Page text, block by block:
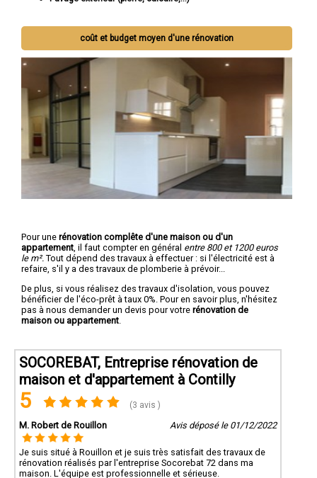
coût et budget moyen d'une rénovation
Pour une rénovation complête d'une maison ou d'un
appartement , il faut compter en général entre 800 et 1200 euros
le m². Tout dépend des travaux à effectuer : si l'électricité est à
refaire, s'il y a des travaux de plomberie à prévoir...
De plus, si vous réalisez des travaux d'isolation, vous pouvez
bénéficier de l'éco-prêt à taux 0%. Pour en savoir plus, n'hésitez
pas à nous demander un devis pour votre rénovation de
maison ou appartement
SOCOREBAT, Entreprise rénovation de
maison et d'appartement à Contilly
5 (3 avis )
M. Robert de Rouillon Avis déposé le 01/12/2022
Je suis situé à Rouillon et je suis très satisfait des travaux de
rénovation réalisés par l'entreprise Socorebat 72 dans ma
maison. L'équipe est professionnelle et sérieuse.